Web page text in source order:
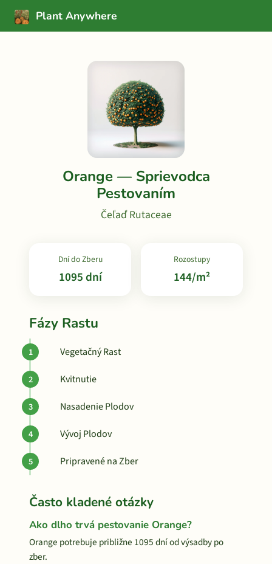
Plant Anywhere
Orange — Sprievodca
Pestovaním
Čeľaď Rutaceae
Dní do Zberu
1095 dní
Rozostupy
144/m²
Fázy Rastu
Vegetačný Rast
Kvitnutie
Nasadenie Plodov
Vývoj Plodov
Pripravené na Zber
Často kladené otázky
Ako dlho trvá pestovanie Orange?
Orange potrebuje približne 1095 dní od výsadby po
zber.